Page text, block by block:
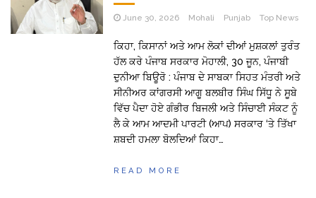
June 30, 2026 Mohali Punjab Top News
ਕਿਹਾ, ਕਿਸਾਨਾਂ ਅਤੇ ਆਮ ਲੋਕਾਂ ਦੀਆਂ ਮੁਸ਼ਕਲਾਂ ਤੁਰੰਤ
ਹੱਲ ਕਰੇ ਪੰਜਾਬ ਸਰਕਾਰ ਮੋਹਾਲੀ, 30 ਜੂਨ, ਪੰਜਾਬੀ
ਦੁਨੀਆ ਬਿਊਰੋ : ਪੰਜਾਬ ਦੇ ਸਾਬਕਾ ਸਿਹਤ ਮੰਤਰੀ ਅਤੇ
ਸੀਨੀਅਰ ਕਾਂਗਰਸੀ ਆਗੂ ਬਲਬੀਰ ਸਿੰਘ ਸਿੱਧੂ ਨੇ ਸੂਬੇ
ਵਿੱਚ ਪੈਦਾ ਹੋਏ ਗੰਭੀਰ ਬਿਜਲੀ ਅਤੇ ਸਿੰਚਾਈ ਸੰਕਟ ਨੂੰ
ਲੈ ਕੇ ਆਮ ਆਦਮੀ ਪਾਰਟੀ (ਆਪ) ਸਰਕਾਰ ‘ਤੇ ਤਿੱਖਾ
ਸ਼ਬਦੀ ਹਮਲਾ ਬੋਲਦਿਆਂ ਕਿਹਾ…
READ MORE